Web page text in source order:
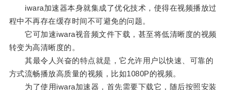
iwara加速器本身就集成了优化技术，使得在视频播放过
程中不再存在缓存时间不可避免的问题。
它可加速iwara视音频文件下载，甚至将低清晰度的视频
转变为高清晰度的。
其最令人兴奋的特点就是，它允许用户以快速、可靠的
方式流畅播放高质量的视频，比如1080P的视频。
为了使用iwara加速器，首先需要下载它，随后按照安装